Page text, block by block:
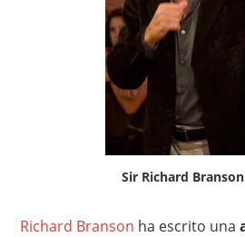
Sir Richard
Richard Branson ha escrito una